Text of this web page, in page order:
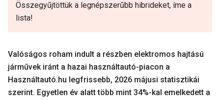
Összegyűjtöttük a legnépszerűbb hibrideket, íme a
lista!
Valóságos roham indult a részben elektromos hajtású
járművek iránt a hazai használtautó-piacon a
Használtautó.hu legfrissebb, 2026 májusi statisztikái
szerint. Egyetlen év alatt több mint 34%-kal emelkedett a